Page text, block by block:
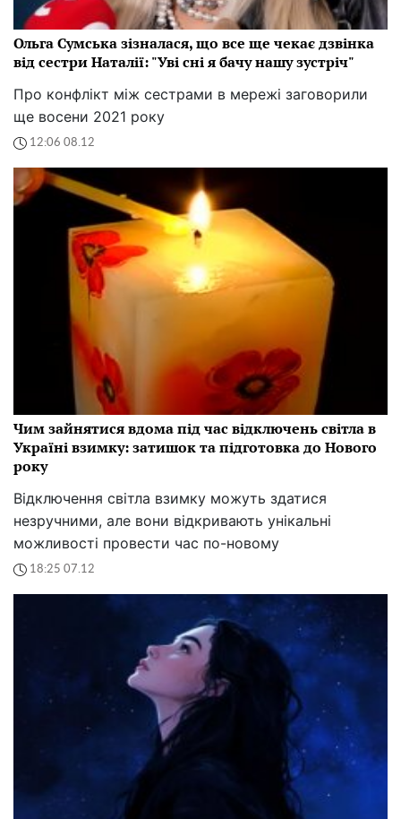
Ольга Сумська зізналася, що все ще чекає дзвінка
від сестри Наталії: "Уві сні я бачу нашу зустріч"
Про конфлікт між сестрами в мережі заговорили
ще восени 2021 року
12:06 08.12
Чим зайнятися вдома під час відключень світла в
Україні взимку: затишок та підготовка до Нового
року
Відключення світла взимку можуть здатися
незручними, але вони відкривають унікальні
можливості провести час по-новому
18:25 07.12